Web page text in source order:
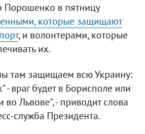
Порошенко в пятницу
которые защищают
, и волонтерами, которые
их.
там защищаем всю Украину:
- враг будет в Борисполе или
во Львове", - приводит слова
служба Президента.